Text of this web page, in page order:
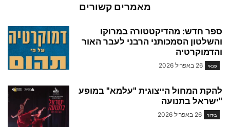
מאמרים קשורים
ספר חדש: מהדיקטטורה במרוקו
והשלטון הסמכותני הרבני לעבר האור
והדמוקרטיה
פנאי 26 באפריל 2026
להקת המחול הייצוגית "עלמא" במופע
"ישראל בתנועה
בידור 26 באפריל 2026